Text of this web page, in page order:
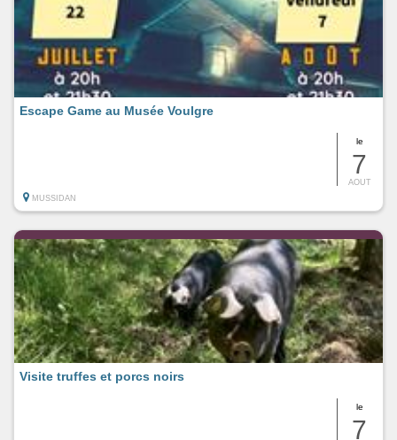
le
7
AOUT
Escape Game au Musée Voulgre
MUSSIDAN
le
7
Visite truffes et porcs noirs